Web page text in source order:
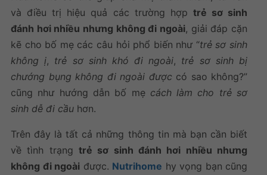
và điều trị hiệu quả các trường hợp trẻ sơ sinh
đánh hơi nhiều nhưng không đi ngoài, giải đáp cặn
kẽ cho bố mẹ các câu hỏi phổ biến như “trẻ sơ sinh
không ị, trẻ sơ sinh khó đi ngoài, trẻ sơ sinh bị
chướng bụng không đi ngoài đượccó sao không?”
cũng như hướng dẫn bố mẹ cách làm cho trẻ sơ
sinh dễ đi cầu hơn.
Trên đây là tất cả những thông tin mà bạn cần biết
về tình trạng trẻ sơ sinh đánh hơi nhiều nhưng
không đi ngoài được. Nutrihome hy vọng bạn cũng